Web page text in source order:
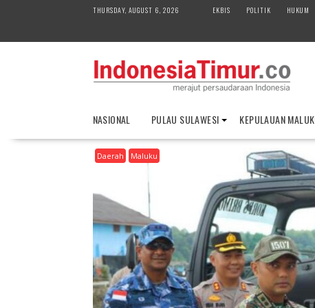
THURSDAY, AUGUST 6, 2026 EKBIS POLITIK HUKUM
NASIONAL PULAU SULAWESI KEPULAUAN
Daerah Maluku